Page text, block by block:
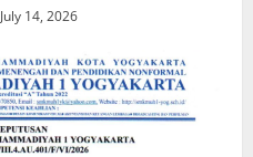
July 14, 2026